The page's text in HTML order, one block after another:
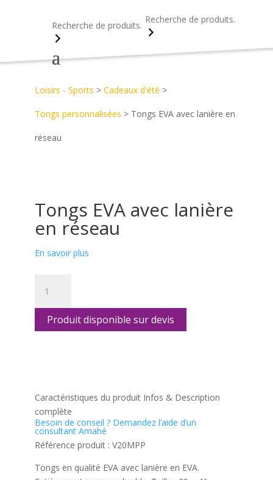
Recherche
Recherche
Accueil
Découvrez notre catalogue d’objets publicitaires
Loisirs - Sports > Cadeaux d'été >
Tongs personnalisées > Tongs EVA avec lanière en
réseau
Tongs EVA avec lanière
en réseau
En savoir plus
Tongs
EVAProduit disponible sur devis
Caractéristiques du produit Infos & Description
complète
Besoin de conseil ? Demandez l’aide d’un
consultant Amahé
Référence produit : V20MPP
Tongs en qualité EVA avec lanière en EVA.